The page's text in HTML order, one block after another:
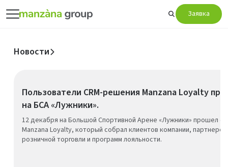
Заявка
Новости
Пользователи CRM-решения Manzana Loyalty
на БСА «Лужники».
12 декабря на Большой Спортивной Арене «Лужники» прошел
Manzana Loyalty, который собрал клиентов компании,
розничной торговли и программ лояльности.